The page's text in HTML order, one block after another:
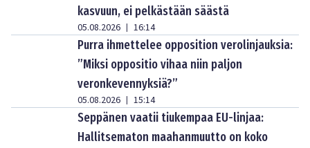
kasvuun, ei pelkästään säästä
05.08.2026 | 16:14
Purra ihmettelee opposition verolinjauksia:
”Miksi oppositio vihaa niin paljon
veronkevennyksiä?”
05.08.2026 | 15:14
Seppänen vaatii tiukempaa EU-linjaa:
Hallitsematon maahanmuutto on koko